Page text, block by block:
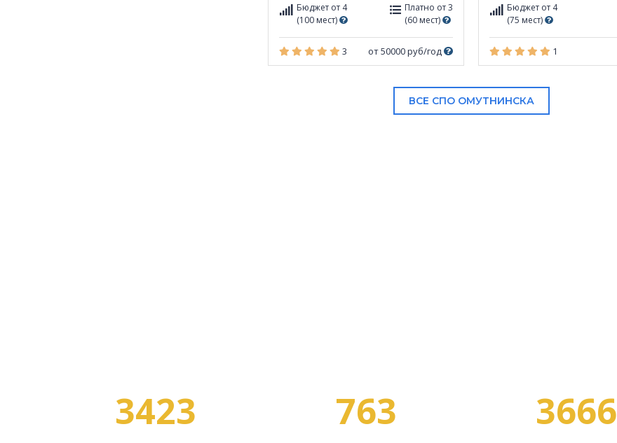
Бюджет от 4
(100 мест)
Платно от 3
(60 мест)
3 от 50000 руб/год
Бюджет от 4
(75 мест)
1
ВСЕ СПО ОМУТНИНСКА
3423 763 3666